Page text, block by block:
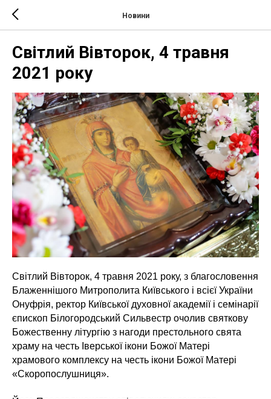
Новини
Світлий Вівторок, 4 травня
2021 року
Світлий Вівторок, 4 травня 2021 року, з благословення
Блаженнішого Митрополита Київського і всієї України
Онуфрія, ректор Київської духовної академії і семінарії
єпископ Білогородський Сильвестр очолив святкову
Божественну літургію з нагоди престольного свята
храму на честь Іверської ікони Божої Матері
храмового комплексу на честь ікони Божої Матері
«Скоропослушниця».